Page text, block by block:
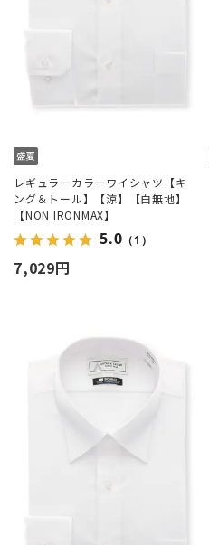
レギュラーカラーワイシャツ【キ
ング＆トール】【涼】【白無地】
【NON IRONMAX】
5.0 （1）
7,029円